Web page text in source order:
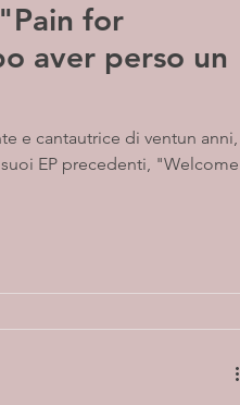
for
aver perso un
e cantautrice di ventun anni,
EP precedenti, "Welcome